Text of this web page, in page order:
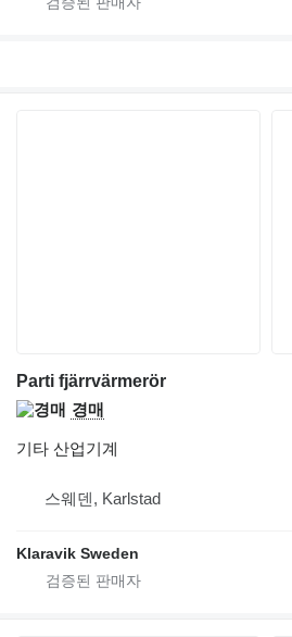
Parti fjärrvärmerör
경매
기타 산업기계
스웨덴, Karlstad
Klaravik Sweden